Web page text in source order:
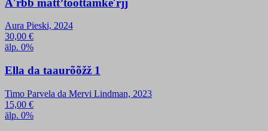
Aura Pieski, 2024
30,00 €
älp. 0%
Ella da taaurõõžž 1
Timo Parvela da Mervi Lindman, 2023
15,00 €
älp. 0%